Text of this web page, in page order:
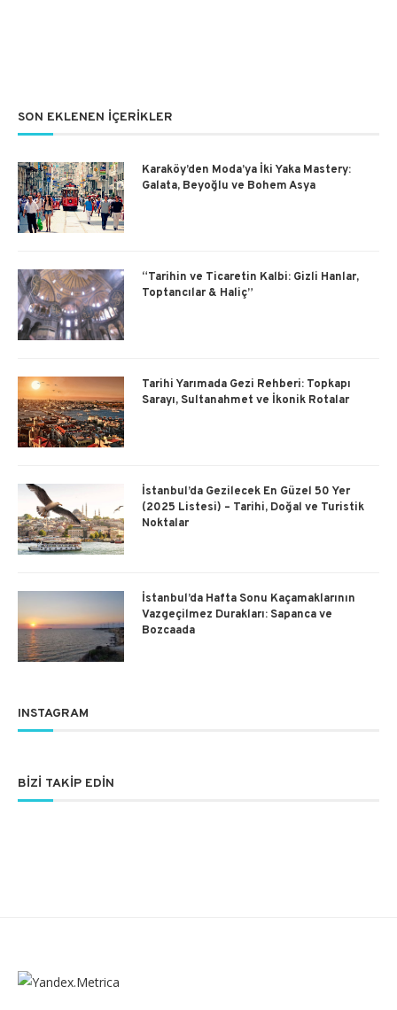
SON EKLENEN İÇERIKLER
Karaköy’den Moda’ya İki Yaka Mastery:
Galata, Beyoğlu ve Bohem Asya
“Tarihin ve Ticaretin Kalbi: Gizli Hanlar,
Toptancılar & Haliç”
Tarihi Yarımada Gezi Rehberi: Topkapı
Sarayı, Sultanahmet ve İkonik Rotalar
İstanbul’da Gezilecek En Güzel 50 Yer
(2025 Listesi) – Tarihi, Doğal ve Turistik
Noktalar
İstanbul’da Hafta Sonu Kaçamaklarının
Vazgeçilmez Durakları: Sapanca ve
Bozcaada
INSTAGRAM
BIZI TAKIP EDIN